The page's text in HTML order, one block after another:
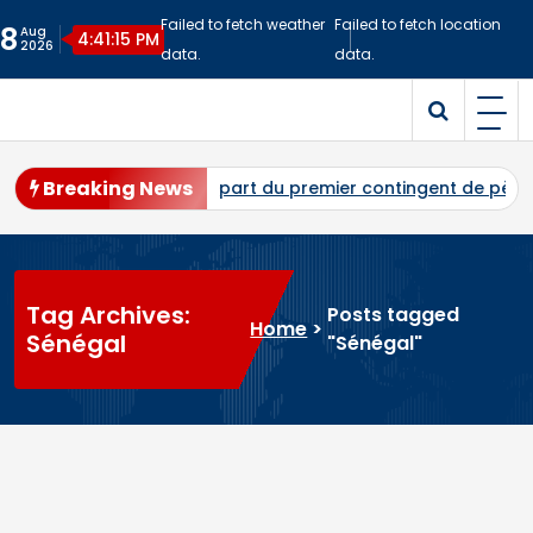
to
8 Aug
2026
4:41:17 PM
Failed to fetch weather
data.
Failed to fetch location
data.
Breaking News
départ du premier contingent de pèlerins maliens vers
Tag Archives:
Sénégal
Home>
Posts tagged
"Sénégal"